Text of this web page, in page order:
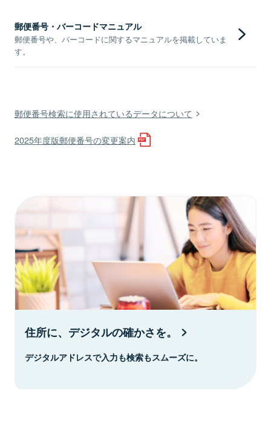
郵便番号・バーコードマニュアル
郵便番号や、バーコードに関するマニュアルを掲載していま
す。
郵便番号検索に使用されているデータについて
2025年度版郵便番号の変更案内
住所に、デジタルの確かさを。
デジタルアドレスで入力も検索もスムーズに。